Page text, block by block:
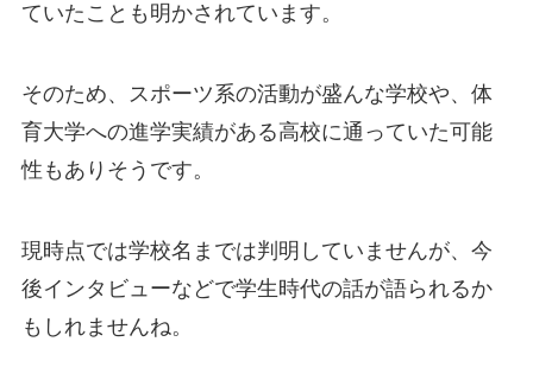
ていたことも明かされています。
そのため、スポーツ系の活動が盛んな学校や、体
育大学への進学実績がある高校に通っていた可能
性もありそうです。
現時点では学校名までは判明していませんが、今
後インタビューなどで学生時代の話が語られるか
もしれませんね。